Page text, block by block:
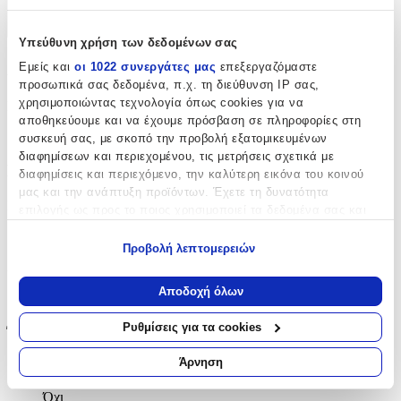
Υπεύθυνη χρήση των δεδομένων σας
Εμείς και οι 1022 συνεργάτες μας επεξεργαζόμαστε
προσωπικά σας δεδομένα, π.χ. τη διεύθυνση IP σας,
χρησιμοποιώντας τεχνολογία όπως cookies για να
αποθηκεύουμε και να έχουμε πρόσβαση σε πληροφορίες στη
συσκευή σας, με σκοπό την προβολή εξατομικευμένων
διαφημίσεων και περιεχομένου, τις μετρήσεις σχετικά με
διαφημίσεις και περιεχόμενο, την καλύτερη εικόνα του κοινού
μας και την ανάπτυξη προϊόντων. Έχετε τη δυνατότητα
Να συλλέξουμε πληροφορίες σχετικά με τη γεωγραφική
σας τοποθεσία, οι οποίες μπορεί να είναι ακριβείς σε
απόσταση μερικών μέτρων
Να αναγνωρίσουμε τη συσκευή σας σαρώνοντας ενεργά
για συγκεκριμένα χαρακτηριστικά (δακτυλικό αποτύπωμα)
Μάθετε περισσότερα σχετικά με τον τρόπο επεξεργασίας των
προσωπικών σας δεδομένων και καθορίστε τις προτιμήσεις σας
Προβολή λεπτομερειών
Αποδοχή όλων
Ρυθμίσεις για τα cookies
Άρνηση
Χαρακτηριστικά
Κατασκευαστής:
Eurofil
Βασικά Χαρακτηριστικά
Έξτρα Χαρακτηριστικά
Όχι